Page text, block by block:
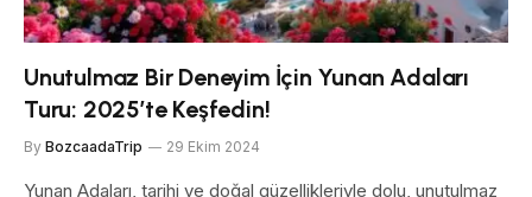
Unutulmaz Bir Deneyim İçin Yunan Adaları
Turu: 2025’te Keşfedin!
By BozcaadaTrip 29 Ekim 2024
Yunan Adaları, tarihi ve doğal güzellikleriyle dolu, unutulmaz